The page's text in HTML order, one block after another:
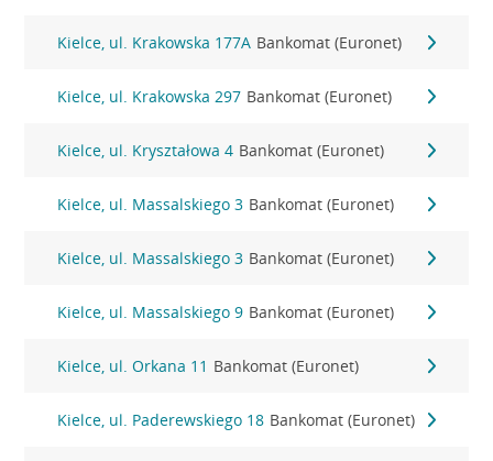
Kielce, ul. Krakowska 177A Bankomat (Euronet)
Kielce, ul. Krakowska 297 Bankomat (Euronet)
Kielce, ul. Kryształowa 4 Bankomat (Euronet)
Kielce, ul. Massalskiego 3 Bankomat (Euronet)
Kielce, ul. Massalskiego 3 Bankomat (Euronet)
Kielce, ul. Massalskiego 9 Bankomat (Euronet)
Kielce, ul. Orkana 11 Bankomat (Euronet)
Kielce, ul. Paderewskiego 18 Bankomat (Euronet)